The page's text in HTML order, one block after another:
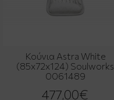
Κούνια Astra White
(85x72x124) Soulworks
0061489
477,00€